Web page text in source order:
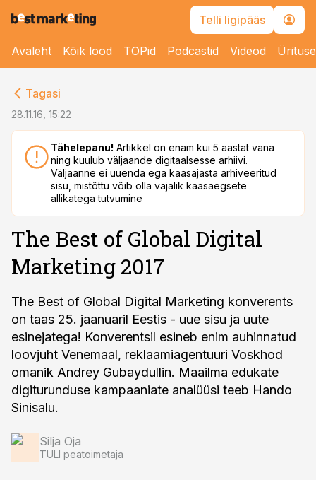
Telli ligipääs
Avaleht Kõik lood TOPid Podcastid Videod
Tagasi
28.11.16, 15:22
Tähelepanu! Artikkel on enam kui 5 aastat vana
ning kuulub väljaande digitaalsesse arhiivi.
Väljaanne ei uuenda ega kaasajasta arhiveeritud
sisu, mistõttu võib olla vajalik kaasaegsete
allikatega tutvumine
The Best of Global Digital
Marketing 2017
The Best of Global Digital Marketing konverents
on taas 25. jaanuaril Eestis - uue sisu ja uute
esinejatega! Konverentsil esineb enim auhinnatud
loovjuht Venemaal, reklaamiagentuuri Voskhod
omanik Andrey Gubaydullin. Maailma edukate
digiturunduse kampaaniate analüüsi teeb Hando
Sinisalu.
Silja Oja
TULI peatoimetaja